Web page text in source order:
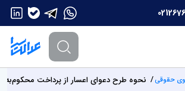
حقوقی نحوه طرح دعوای اعسار از پرداخت